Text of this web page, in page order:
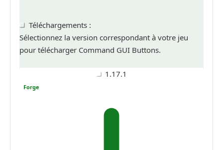
Téléchargements :
Sélectionnez la version correspondant à votre jeu
pour télécharger Command GUI Buttons.
1.17.1
Forge